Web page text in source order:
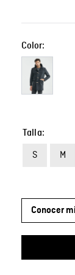
Color:
Talla
S M
Conocer